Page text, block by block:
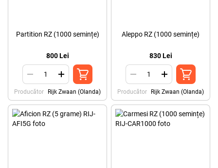
Partition RZ (1000 semințe)
800 Lei
Producător Rijk Zwaan (Olanda)
Aleppo RZ (1000 semințe)
830 Lei
Producător Rijk Zwaan (Olanda)